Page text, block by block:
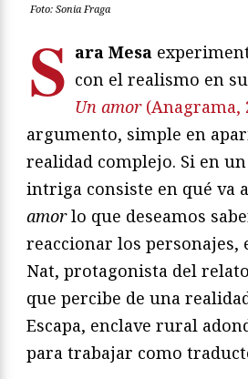
Foto: Sonia Fraga
S ara Mesa
con el realismo en
Un amor(Anagrama,
argumento, simple en
realidad complejo. Si en un
intriga consiste en qué va
amorlo que deseamos
reaccionar los personajes,
Nat, protagonista del
que percibe de una
Escapa, enclave rural
para trabajar como